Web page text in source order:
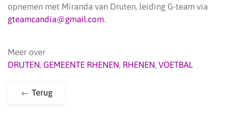
opnemen met Miranda van Druten, leiding G-team via
gteamcandia@gmail.com.
Meer over
DRUTEN, GEMEENTE RHENEN, RHENEN, VOETBAL
Terug